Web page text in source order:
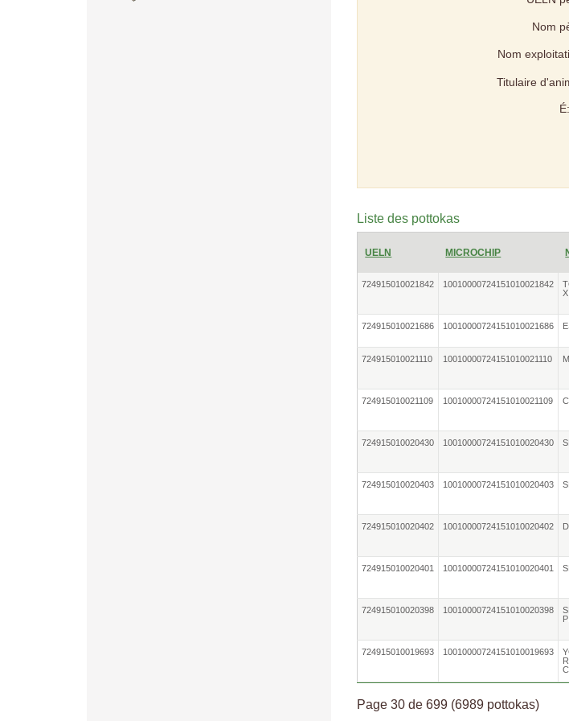
Nom
Nom
Titulaire
Liste des pottokas
UELN MICROCHIP
724915010021842 10010000724151010021842
724915010021686 10010000724151010021686
724915010021110 10010000724151010021110
724915010021109 10010000724151010021109
724915010020430 10010000724151010020430
724915010020403 10010000724151010020403
724915010020402 10010000724151010020402
724915010020401 10010000724151010020401
724915010020398 10010000724151010020398
724915010019693 10010000724151010019693
Page 30 de 699 (6989 pottokas)